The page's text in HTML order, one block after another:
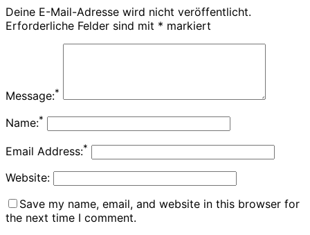
Deine E-Mail-Adresse wird nicht veröffentlicht.
Erforderliche Felder sind mit * markiert
Message:*
Name:*
Email Address:*
Website:
Save my name, email, and website in this browser for
the next time I comment.